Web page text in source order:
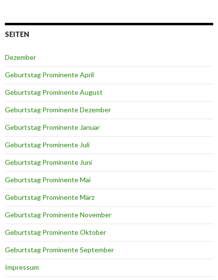
SEITEN
Dezember
Geburtstag Prominente April
Geburtstag Prominente August
Geburtstag Prominente Dezember
Geburtstag Prominente Januar
Geburtstag Prominente Juli
Geburtstag Prominente Juni
Geburtstag Prominente Mai
Geburtstag Prominente März
Geburtstag Prominente November
Geburtstag Prominente Oktober
Geburtstag Prominente September
Impressum